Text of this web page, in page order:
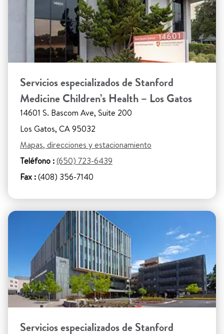
Servicios especializados de Stanford
Medicine Children’s Health – Los Gatos
14601 S. Bascom Ave, Suite 200
Los Gatos, CA 95032
Mapas, direcciones y estacionamiento
Teléfono :(650) 723-6439
Fax :(408) 356-7140
Servicios especializados de Stanford